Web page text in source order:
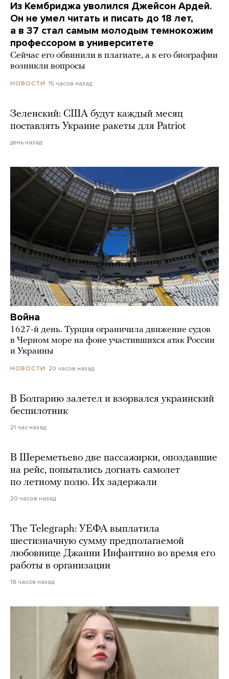
Из Кембриджа уволился Джейсон Ардей.
Он не умел читать и писать до 18 лет,
а в 37 стал самым молодым темнокожим
профессором в университете
Сейчас его обвинили в плагиате, а к его биографии
возникли вопросы
НОВОСТИ 15 часов назад
Зеленский: США будут каждый месяц
поставлять Украине ракеты для Patriot
день назад
Война
1627-й день. Турция ограничила движение судов
в Черном море на фоне участившихся атак России
и Украины
НОВОСТИ 20 часов назад
В Болгарию залетел и взорвался украинский
беспилотник
21 час назад
В Шереметьево две пассажирки, опоздавшие
на рейс, попытались догнать самолет
по летному полю. Их задержали
20 часов назад
The Telegraph: УЕФА выплатила
шестизначную сумму предполагаемой
любовнице Джанни Инфантино во время его
работы в организации
18 часов назад